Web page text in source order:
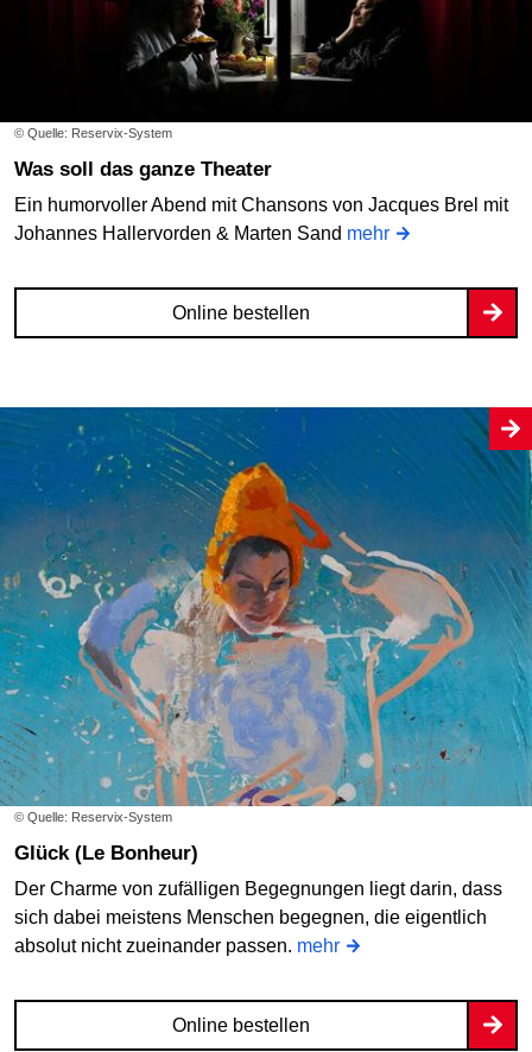
© Quelle: Reservix-System
Was soll das ganze Theater
Ein humorvoller Abend mit Chansons von Jacques Brel mit
Johannes Hallervorden & Marten Sand mehr
Online bestellen
© Quelle: Reservix-System
Glück (Le Bonheur)
Der Charme von zufälligen Begegnungen liegt darin, dass
sich dabei meistens Menschen begegnen, die eigentlich
absolut nicht zueinander passen. mehr
Online bestellen